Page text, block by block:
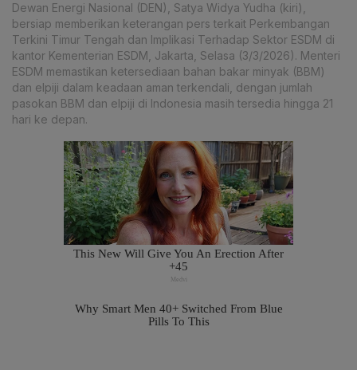
Dewan Energi Nasional (DEN), Satya Widya Yudha (kiri),
bersiap memberikan keterangan pers terkait Perkembangan
Terkini Timur Tengah dan Implikasi Terhadap Sektor ESDM di
kantor Kementerian ESDM, Jakarta, Selasa (3/3/2026). Menteri
ESDM memastikan ketersediaan bahan bakar minyak (BBM)
dan elpiji dalam keadaan aman terkendali, dengan jumlah
pasokan BBM dan elpiji di Indonesia masih tersedia hingga 21
hari ke depan.